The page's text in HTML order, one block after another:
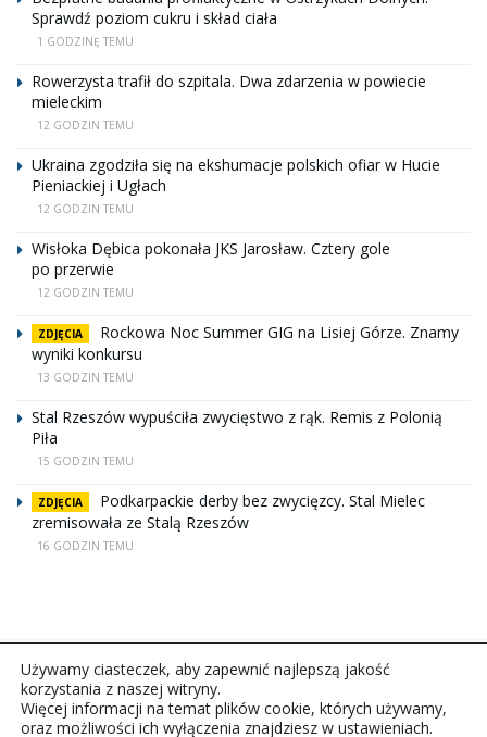
Sprawdź poziom cukru i skład ciała
1 GODZINĘ TEMU
Rowerzysta trafił do szpitala. Dwa zdarzenia w powiecie
mieleckim
12 GODZIN TEMU
Ukraina zgodziła się na ekshumacje polskich ofiar w Hucie
Pieniackiej i Ugłach
12 GODZIN TEMU
Wisłoka Dębica pokonała JKS Jarosław. Cztery gole
po przerwie
12 GODZIN TEMU
ZDJĘCIA
Rockowa Noc Summer GIG na Lisiej Górze. Znamy
wyniki konkursu
13 GODZIN TEMU
Stal Rzeszów wypuściła zwycięstwo z rąk. Remis z Polonią
Piła
15 GODZIN TEMU
ZDJĘCIA
Podkarpackie derby bez zwycięzcy. Stal Mielec
zremisowała ze Stalą Rzeszów
16 GODZIN TEMU
Używamy ciasteczek, aby zapewnić najlepszą jakość
korzystania z naszej witryny.
Więcej informacji na temat plików cookie, których używamy,
oraz możliwości ich wyłączenia znajdziesz w ustawieniach.